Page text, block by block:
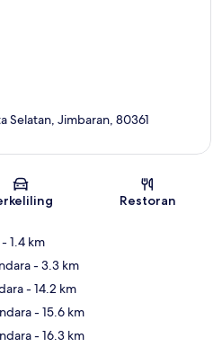
Peta
Selatan, Jimbaran, 80361
Restoran
- 1.4 km
- 3.3 km
- 14.2 km
- 15.6 km
- 16.3 km